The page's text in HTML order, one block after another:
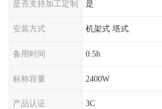
是否支持加工定制 是
安装方式 机架式 塔式
备用时间 0.5h
标称容量 2400W
产品认证 3C